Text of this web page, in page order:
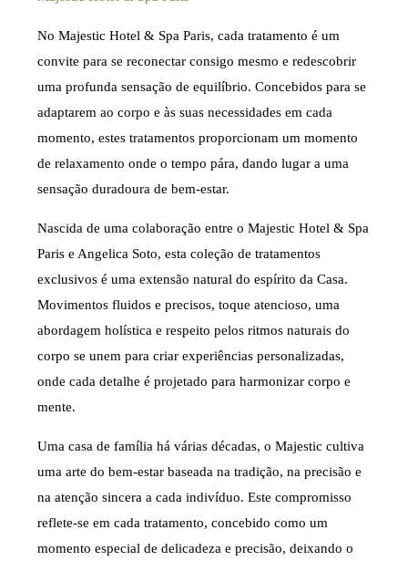
No Majestic Hotel & Spa Paris, cada tratamento é um
convite para se reconectar consigo mesmo e redescobrir
uma profunda sensação de equilíbrio. Concebidos para se
adaptarem ao corpo e às suas necessidades em cada
momento, estes tratamentos proporcionam um momento
de relaxamento onde o tempo pára, dando lugar a uma
sensação duradoura de bem-estar.
Nascida de uma colaboração entre o Majestic Hotel & Spa
Paris e Angelica Soto, esta coleção de tratamentos
exclusivos é uma extensão natural do espírito da Casa.
Movimentos fluidos e precisos, toque atencioso, uma
abordagem holística e respeito pelos ritmos naturais do
corpo se unem para criar experiências personalizadas,
onde cada detalhe é projetado para harmonizar corpo e
mente.
Uma casa de família há várias décadas, o Majestic cultiva
uma arte do bem-estar baseada na tradição, na precisão e
na atenção sincera a cada indivíduo. Este compromisso
reflete-se em cada tratamento, concebido como um
momento especial de delicadeza e precisão, deixando o